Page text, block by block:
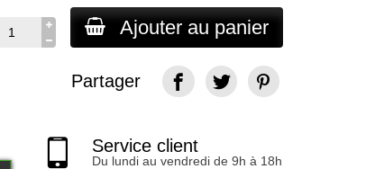
Ajouter au panier
Partager
Service client
Du lundi au vendredi de 9h à 18h